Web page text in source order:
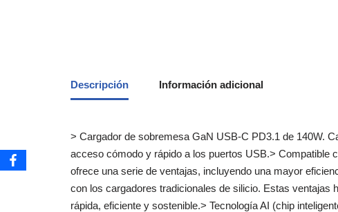
Descripción Información adicional
> Cargador de sobremesa GaN USB-C PD3.1 de 140W.
acceso cómodo y rápido a los puertos USB.> Compatible
ofrece una serie de ventajas, incluyendo una mayor
con los cargadores tradicionales de silicio. Estas
rápida, eficiente y sostenible.> Tecnología AI (chip